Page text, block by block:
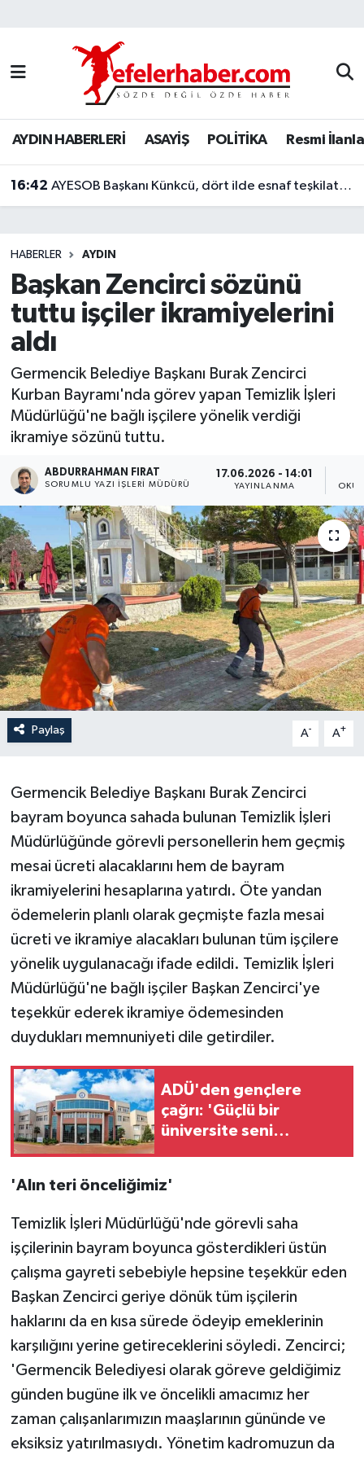
AYDIN HABERLERİ ASAYİŞ POLİTİKA Resmi
16:42 AYESOB Başkanı Künkcü, dört ilde esnaf teşkilatlarıyla buluştu
HABERLER AYDIN
Başkan Zencirci sözünü
tuttu işçiler ikramiyelerini
aldı
Germencik Belediye Başkanı Burak Zencirci
Kurban Bayramı'nda görev yapan Temizlik İşleri
Müdürlüğü'ne bağlı işçilere yönelik verdiği
ikramiye sözünü tuttu.
ABDURRAHMAN FIRAT
SORUMLU YAZI İŞLERI MÜDÜRÜ
17.06.2026 - 14:01
YAYINLANMA
Paylaş A- A+
Germencik Belediye Başkanı Burak Zencirci
bayram boyunca sahada bulunan Temizlik İşleri
Müdürlüğünde görevli personellerin hem geçmiş
mesai ücreti alacaklarını hem de bayram
ikramiyelerini hesaplarına yatırdı. Öte yandan
ödemelerin planlı olarak geçmişte fazla mesai
ücreti ve ikramiye alacakları bulunan tüm işçilere
yönelik uygulanacağı ifade edildi. Temizlik İşleri
Müdürlüğü'ne bağlı işçiler Başkan Zencirci'ye
teşekkür ederek ikramiye ödemesinden
duydukları memnuniyeti dile getirdiler.
ADÜ'den gençlere
çağrı: 'Güçlü bir
üniversite seni
'Alın teri önceliğimiz'
Temizlik İşleri Müdürlüğü'nde görevli saha
işçilerinin bayram boyunca gösterdikleri üstün
çalışma gayreti sebebiyle hepsine teşekkür eden
Başkan Zencirci geriye dönük tüm işçilerin
haklarını da en kısa sürede ödeyip emeklerinin
karşılığını yerine getireceklerini söyledi. Zencirci;
'Germencik Belediyesi olarak göreve geldiğimiz
günden bugüne ilk ve öncelikli amacımız her
zaman çalışanlarımızın maaşlarının gününde ve
eksiksiz yatırılmasıydı. Yönetim kadromuzun da
Nöbetçi Eczaneler
Hava Durumu
Aydin Namaz Vakitleri
Trafik Durumu
Son Dakika Haberleri
Haber Arşivi